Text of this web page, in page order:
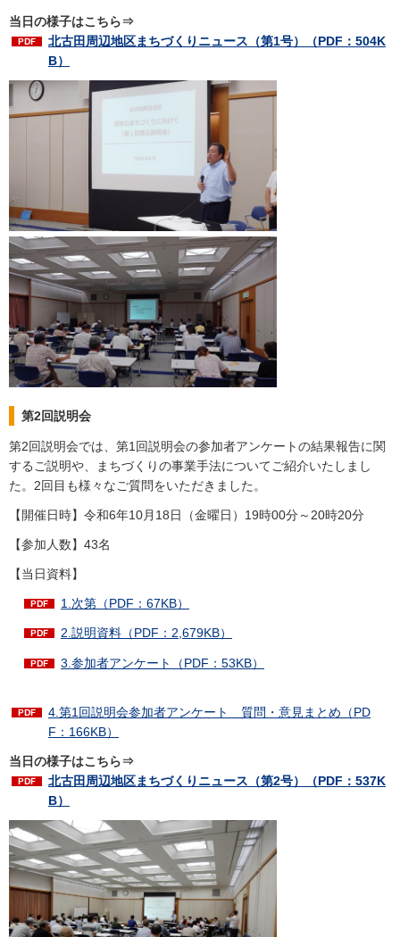
当日の様子はこちら⇒
北古田周辺地区まちづくりニュース（第1号）（PDF：504K
B）
第2回説明会
第2回説明会では、第1回説明会の参加者アンケートの結果報告に関
するご説明や、まちづくりの事業手法についてご紹介いたしまし
た。2回目も様々なご質問をいただきました。
【開催日時】令和6年10月18日（金曜日）19時00分～20時20分
【参加人数】43名
【当日資料】
1.次第（PDF：67KB）
2.説明資料（PDF：2,679KB）
3.参加者アンケート（PDF：53KB）
4.第1回説明会参加者アンケート 質問・意見まとめ（PD
F：166KB）
当日の様子はこちら⇒
北古田周辺地区まちづくりニュース（第2号）（PDF：537K
B）